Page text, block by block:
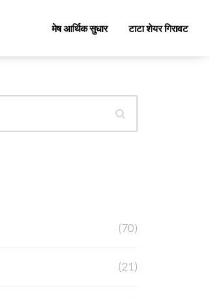
मेष आर्थिक सुधार टाटा शेयर गिरावट
(70)
(21)